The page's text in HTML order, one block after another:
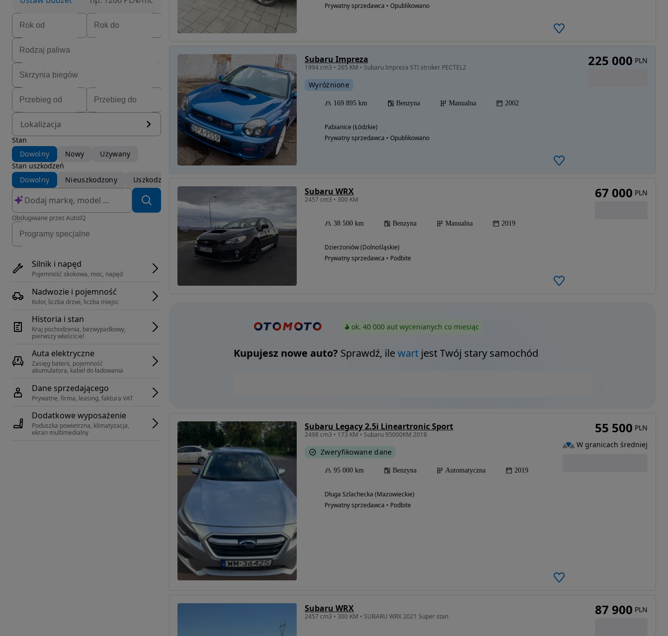
Lokalizacja
Stan
Dowolny
Nowy
Używany
Stan uszkodzeń
Dowolny
Nieuszkodzony Uszkodzony
Obsługiwane przez AutoIQ
Silnik i napęd
Pojemność skokowa, moc, napęd
Nadwozie i pojemność
Kolor, liczba drzwi, liczba miejsc
Historia i stan
Kraj pochodzenia, bezwypadkowy,
pierwszy właściciel
Auta elektryczne
Zasięg baterii, pojemność
akumulatora, kabel do ładowania
Dane sprzedającego
Prywatne, firma, leasing, faktura VAT
Dodatkowe wyposażenie
Poduszka powietrzna, klimatyzacja,
ekran multimedialny
Prywatny sprzedawca • Opublikowano
Subaru Impreza
1994 cm3 • 265 KM • Subaru Impreza STI stroker PECTEL2
Wyróżnione
169 895 km Benzyna Manualna 2002
Pabianice (Łódzkie)
Prywatny sprzedawca • Opublikowano
225 000 PLN
Subaru WRX
2457 cm3 • 300 KM
38 500 km Benzyna Manualna 2019
Dzierżoniów (Dolnośląskie)
Prywatny sprzedawca • Podbite
67 000 PLN
ok. 40 000 aut wycenianych co miesiąc
Kupujesz nowe auto? Sprawdź, ilewartjest Twój stary samochód
Subaru Legacy 2.5i Lineartronic Sport
2498 cm3 • 173 KM • Subaru 95000KM 2018
Zweryfikowane dane
95 000 km Benzyna Automatyczna 2019
Długa Szlachecka (Mazowieckie)
Prywatny sprzedawca • Podbite
55 500 PLN
W granicach średniej
Subaru WRX
2457 cm3 • 300 KM • SUBARU WRX 2021 Super stan 87 900 PLN